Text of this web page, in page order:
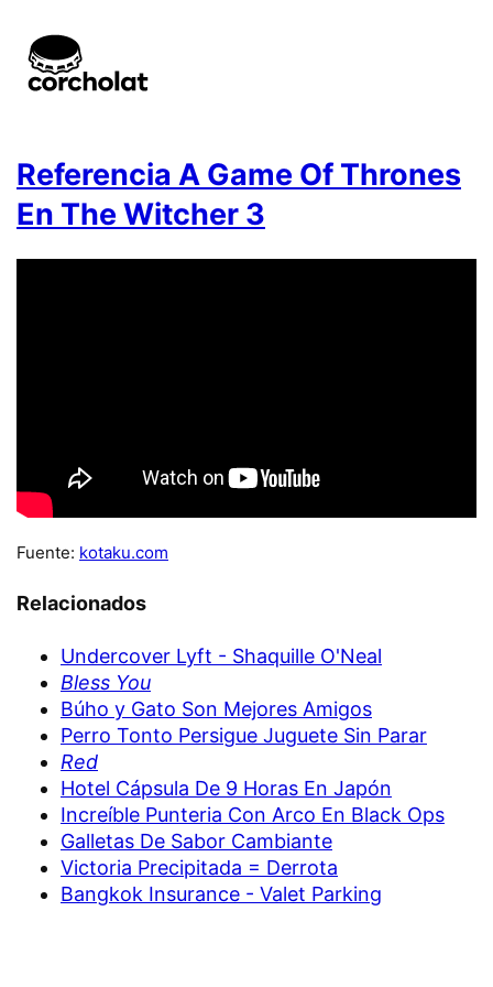
Referencia A Game Of Thrones
En The Witcher 3
Fuente: kotaku.com
Relacionados
Undercover Lyft - Shaquille O'Neal
Bless You
Búho y Gato Son Mejores Amigos
Perro Tonto Persigue Juguete Sin Parar
Red
Hotel Cápsula De 9 Horas En Japón
Increíble Punteria Con Arco En Black Ops
Galletas De Sabor Cambiante
Victoria Precipitada = Derrota
Bangkok Insurance - Valet Parking